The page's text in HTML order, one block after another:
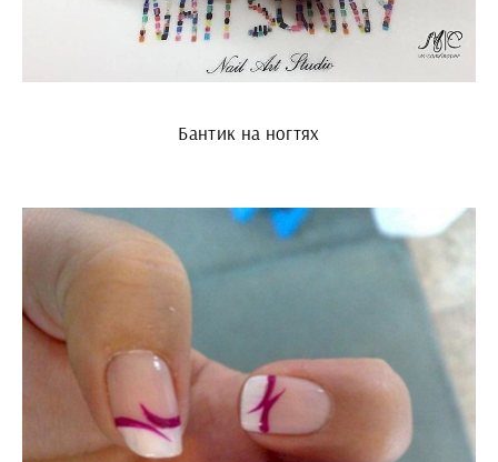
Бантик на ногтях